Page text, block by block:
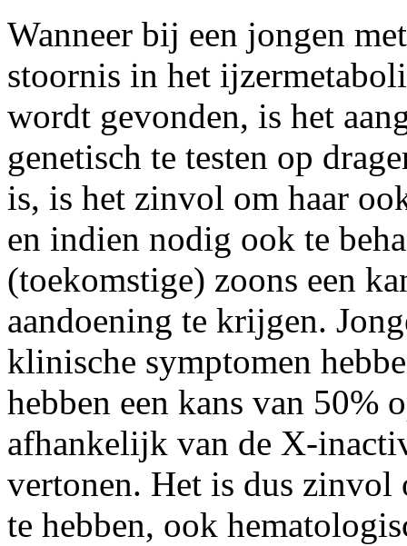
Wanneer bij een jongen
stoornis in het
wordt gevonden, is het
genetisch te testen op
is, is het zinvol om haar
en indien nodig ook te
(toekomstige) zoons een
aandoening te krijgen.
klinische symptomen
hebben een kans van 50%
afhankelijk van de X-
vertonen. Het is dus
te hebben, ook